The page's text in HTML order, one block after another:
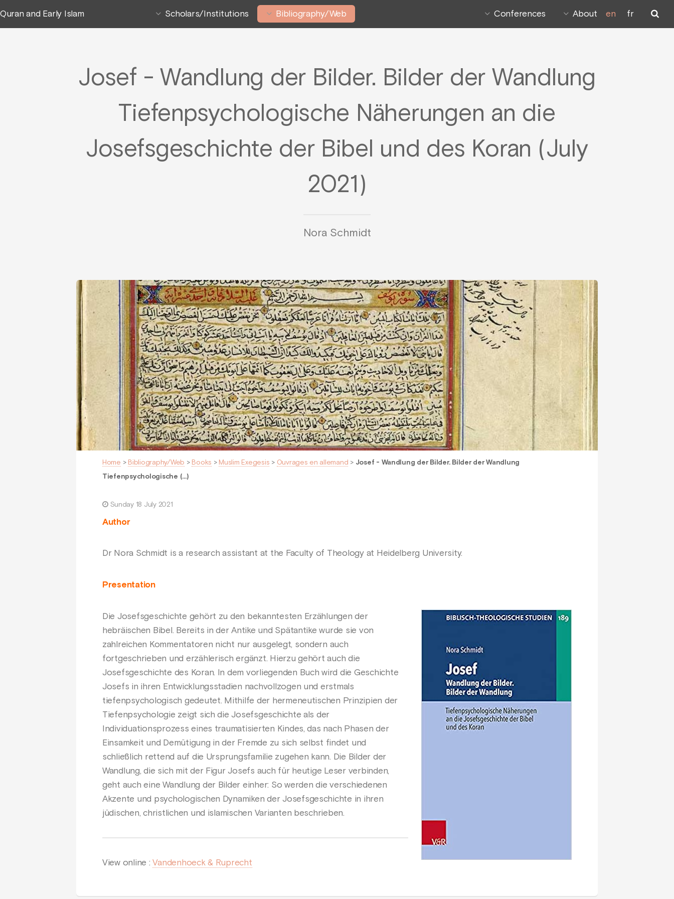
Quran and Early Islam Scholars/Institutions Bibliography/Web Conferences About en fr
Josef - Wandlung der Bilder. Bilder der Wandlung
Tiefenpsychologische Näherungen an die
Josefsgeschichte der Bibel und des Koran (July
2021)
Nora Schmidt
Home > Bibliography/Web > Books > Muslim Exegesis > Ouvrages en allemand > Josef - Wandlung der Bilder. Bilder der Wandlung
Tiefenpsychologische (…)
Sunday 18 July 2021
Author
Dr Nora Schmidt is a research assistant at the Faculty of Theology at Heidelberg University.
Presentation
Die Josefsgeschichte gehört zu den bekanntesten Erzählungen der
hebräischen Bibel. Bereits in der Antike und Spätantike wurde sie von
zahlreichen Kommentatoren nicht nur ausgelegt, sondern auch
fortgeschrieben und erzählerisch ergänzt. Hierzu gehört auch die
Josefsgeschichte des Koran. In dem vorliegenden Buch wird die Geschichte
Josefs in ihren Entwicklungsstadien nachvollzogen und erstmals
tiefenpsychologisch gedeutet. Mithilfe der hermeneutischen Prinzipien der
Tiefenpsychologie zeigt sich die Josefsgeschichte als der
Individuationsprozess eines traumatisierten Kindes, das nach Phasen der
Einsamkeit und Demütigung in der Fremde zu sich selbst findet und
schließlich rettend auf die Ursprungsfamilie zugehen kann. Die Bilder der
Wandlung, die sich mit der Figur Josefs auch für heutige Leser verbinden,
geht auch eine Wandlung der Bilder einher: So werden die verschiedenen
Akzente und psychologischen Dynamiken der Josefsgeschichte in ihren
jüdischen, christlichen und islamischen Varianten beschrieben.
View online :Vandenhoeck & Ruprecht